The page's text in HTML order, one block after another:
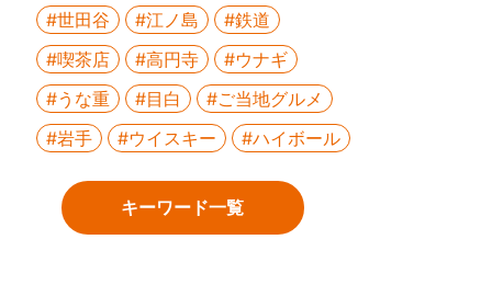
#世田谷 #江ノ島
#鉄道
#喫茶店
#高円寺
#ウナギ
#うな重
#目白
#ご当地グルメ
#岩手
#ウイスキー #ハイボール
キーワード一覧